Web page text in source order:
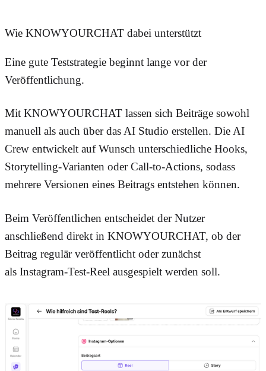
Wie KNOWYOURCHAT dabei unterstützt
Eine gute Teststrategie beginnt lange vor der
Veröffentlichung.
Mit KNOWYOURCHAT lassen sich Beiträge sowohl
manuell als auch über das AI Studio erstellen. Die AI
Crew entwickelt auf Wunsch unterschiedliche Hooks,
Storytelling-Varianten oder Call-to-Actions, sodass
mehrere Versionen eines Beitrags entstehen können.
Beim Veröffentlichen entscheidet der Nutzer
anschließend direkt in KNOWYOURCHAT, ob der
Beitrag regulär veröffentlicht oder zunächst
als Instagram-Test-Reel ausgespielt werden soll.